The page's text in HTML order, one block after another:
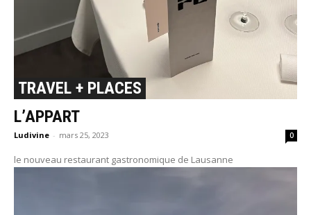
TRAVEL + PLACES
L’APPART
Ludivine - mars 25, 2023 0
le nouveau restaurant gastronomique de Lausanne